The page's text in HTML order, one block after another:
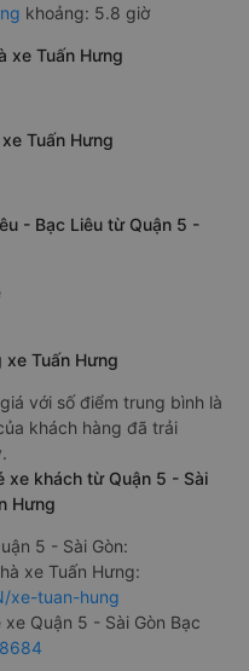
khoảng: 5.8 giờ
xe Tuấn Hưng
Tuấn Hưng
- Bạc Liêu từ Quận 5 -
Tuấn Hưng
với số điểm trung bình là
khách hàng đã trải
xe khách từ Quận 5 - Sài
Hưng
5 - Sài Gòn:
xe Tuấn Hưng:
xe-tuan-hung
Quận 5 - Sài Gòn Bạc